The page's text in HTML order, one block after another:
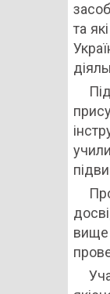
та
вище